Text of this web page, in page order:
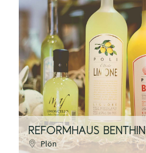
REFORMHAUS BENTHIN
Plön